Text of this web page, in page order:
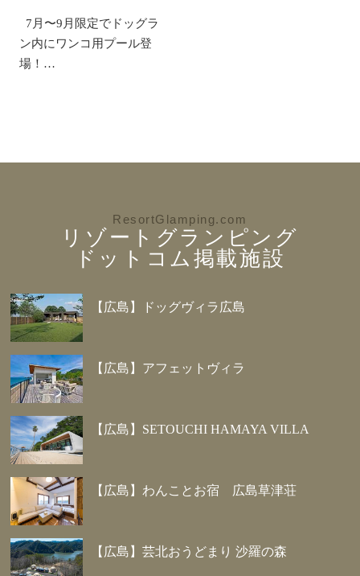
7月〜9月限定でドッグラ
ン内にワンコ用プール登
場！​…
ResortGlamping.com
リゾートグランピング
ドットコム掲載施設
【広島】ドッグヴィラ広島
【広島】アフェットヴィラ
【広島】SETOUCHI HAMAYA VILLA
【広島】わんことお宿 広島草津荘
【広島】芸北おうどまり 沙羅の森